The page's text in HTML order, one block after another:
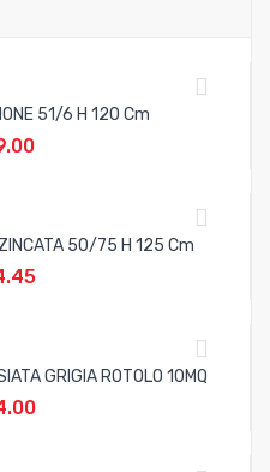
51/6 H 120 Cm
50/75 H 125 Cm
GRIGIA ROTOLO 10MQ